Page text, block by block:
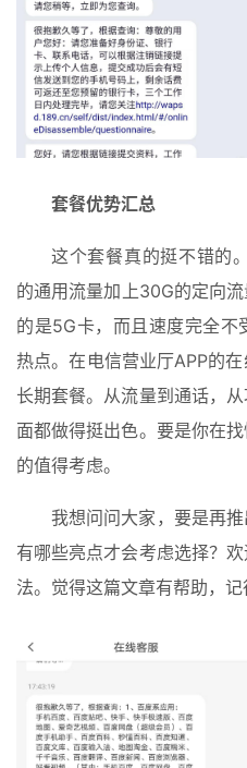
套餐优势汇总
这个套餐真的挺不错的
的通用流量加上30G的定向
的是5G卡，而且速度完全
热点。在电信营业厅APP的
长期套餐。从流量到通话，
面都做得挺出色。要是你在
的值得考虑。
我想问问大家，要是再
有哪些亮点才会考虑选择？
法。觉得这篇文章有帮助，记